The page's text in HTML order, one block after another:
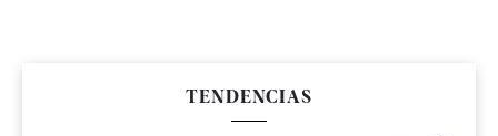
TENDENCIAS